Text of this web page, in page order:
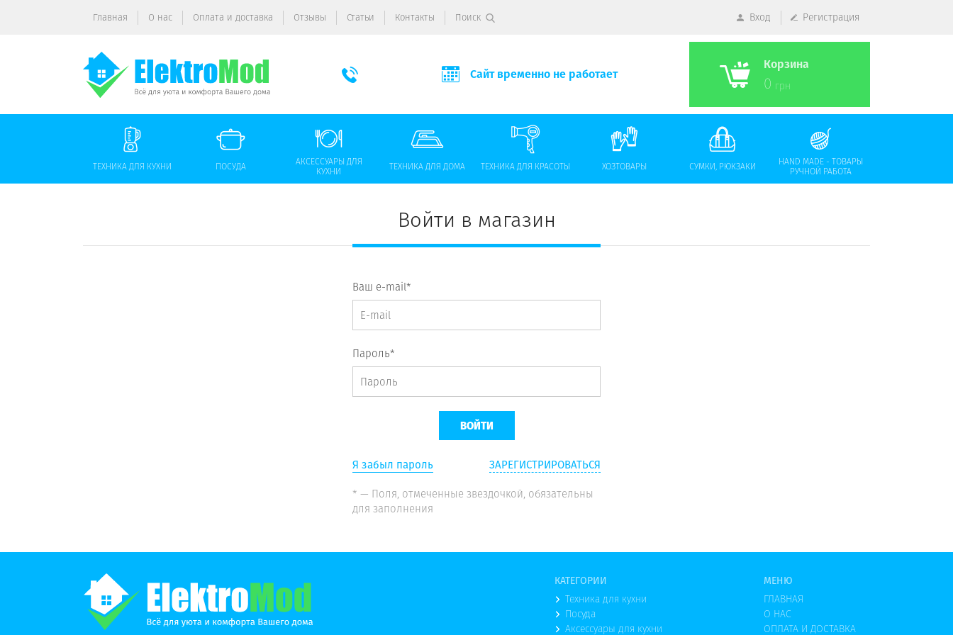
Главная О нас Оплата и доставка Отзывы Статьи Контакты Поиск Вход Регистрация
Сайт временно не работает
Корзина
0 грн
ТЕХНИКА ДЛЯ КУХНИ ПОСУДА
АКСЕССУАРЫ ДЛЯ
КУХНИ
ТЕХНИКА ДЛЯ ДОМА ТЕХНИКА ДЛЯ КРАСОТЫ ХОЗТОВАРЫ СУМКИ, РЮКЗАКИ
HAND MADE - ТОВАРЫ
РУЧНОЙ РАБОТА
Войти в магазин
Ваш e-mail*
Пароль*
Я забыл пароль
ЗАРЕГИСТРИРОВАТЬСЯ
* — Поля, отмеченные звездочкой, обязательны
для заполнения
КАТЕГОРИИ
Техника для кухни
Посуда
Аксессуары для кухни
МЕНЮ
ГЛАВНАЯ
О НАС
ОПЛАТА И ДОСТАВКА